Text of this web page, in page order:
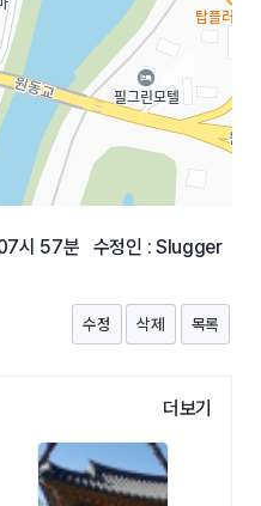
시 57분 수정인 : Slugger
수정 삭제 목록
더보기